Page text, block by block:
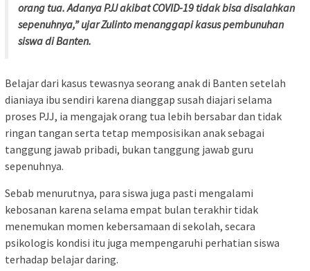
orang tua. Adanya PJJ akibat COVID-19 tidak bisa disalahkan
sepenuhnya,” ujar Zulinto menanggapi kasus pembunuhan
siswa di Banten.
Belajar dari kasus tewasnya seorang anak di Banten setelah
dianiaya ibu sendiri karena dianggap susah diajari selama
proses PJJ, ia mengajak orang tua lebih bersabar dan tidak
ringan tangan serta tetap memposisikan anak sebagai
tanggung jawab pribadi, bukan tanggung jawab guru
sepenuhnya.
Sebab menurutnya, para siswa juga pasti mengalami
kebosanan karena selama empat bulan terakhir tidak
menemukan momen kebersamaan di sekolah, secara
psikologis kondisi itu juga mempengaruhi perhatian siswa
terhadap belajar daring.